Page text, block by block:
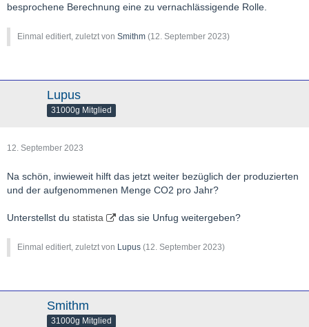
besprochene Berechnung eine zu vernachlässigende Rolle.
Einmal editiert, zuletzt von Smithm (12. September 2023)
Lupus
31000g Mitglied
12. September 2023
Na schön, inwieweit hilft das jetzt weiter bezüglich der produzierten
und der aufgenommenen Menge CO2 pro Jahr?
Unterstellst du statista das sie Unfug weitergeben?
Einmal editiert, zuletzt von Lupus (12. September 2023)
Smithm
31000g Mitglied